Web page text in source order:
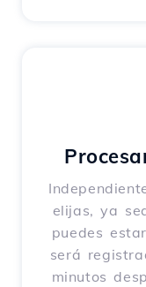
elijas, ya
puedes
será
minutos